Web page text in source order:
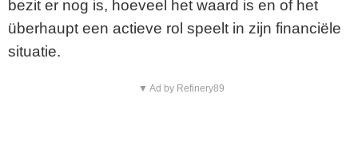
bezit er nog is, hoeveel het waard is en of het
überhaupt een actieve rol speelt in zijn financiële
situatie.
▼ Ad by Refinery89